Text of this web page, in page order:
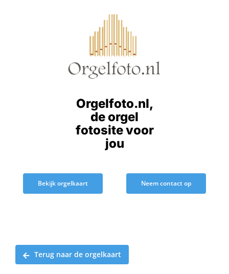
Orgelfoto.nl,
de orgel
fotosite voor
jou
Bekijk orgelkaart Neem contact op
Terug naar de orgelkaart